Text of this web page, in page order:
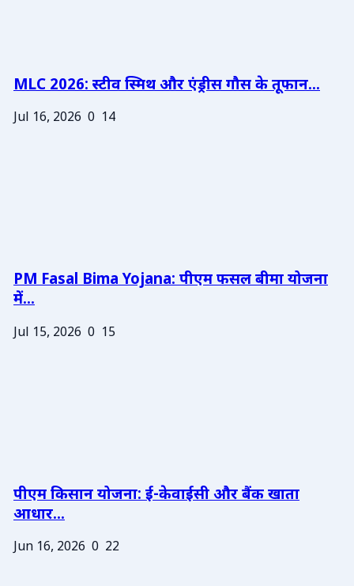
MLC 2026: स्टीव स्मिथ और एंड्रीस गौस के तूफान...
Jul 16, 2026 0 14
PM Fasal Bima Yojana: पीएम फसल बीमा योजना
में...
Jul 15, 2026 0 15
पीएम किसान योजना: ई-केवाईसी और बैंक खाता
आधार...
Jun 16, 2026 0 22